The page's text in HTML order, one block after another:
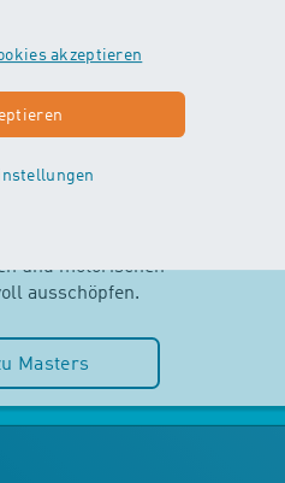
akzeptieren
JAHREN
und Spass im
und motorischen
ausschöpfen.
Masters